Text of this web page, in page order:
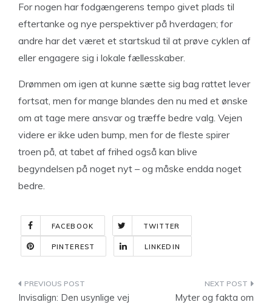
For nogen har fodgængerens tempo givet plads til
eftertanke og nye perspektiver på hverdagen; for
andre har det været et startskud til at prøve cyklen af
eller engagere sig i lokale fællesskaber.
Drømmen om igen at kunne sætte sig bag rattet lever
fortsat, men for mange blandes den nu med et ønske
om at tage mere ansvar og træffe bedre valg. Vejen
videre er ikke uden bump, men for de fleste spirer
troen på, at tabet af frihed også kan blive
begyndelsen på noget nyt – og måske endda noget
bedre.
FACEBOOK TWITTER
PINTEREST LINKEDIN
Indlægsnavigation
Invisalign: Den usynlige vej
Myter og fakta om